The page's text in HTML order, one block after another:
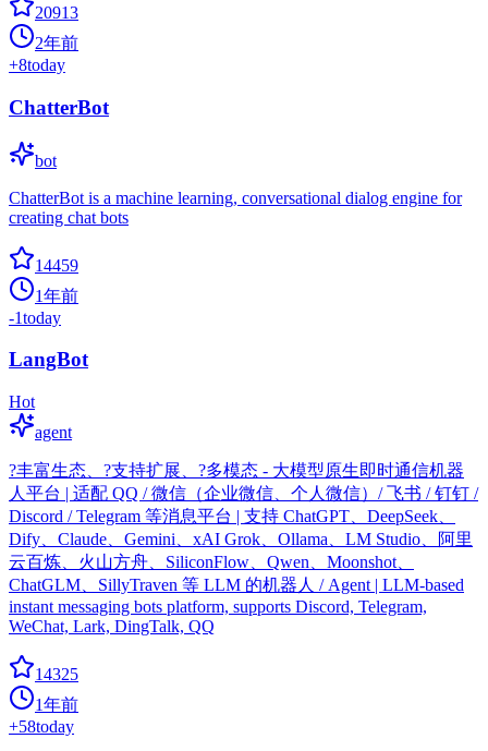
20913
2年前
+8today
ChatterBot
bot
ChatterBot is a machine learning, conversational dialog engine for
creating chat bots
14459
1年前
-1today
LangBot
Hot
agent
?丰富生态、?支持扩展、?多模态 - 大模型原生即时通信机器
人平台 | 适配 QQ / 微信（企业微信、个人微信）/ 飞书 / 钉钉 /
Discord / Telegram 等消息平台 | 支持 ChatGPT、DeepSeek、
Dify、Claude、Gemini、xAI Grok、Ollama、LM Studio、阿里
云百炼、火山方舟、SiliconFlow、Qwen、Moonshot、
ChatGLM、SillyTraven 等 LLM 的机器人 / Agent | LLM-based
instant messaging bots platform, supports Discord, Telegram,
WeChat, Lark, DingTalk, QQ
14325
1年前
+58today